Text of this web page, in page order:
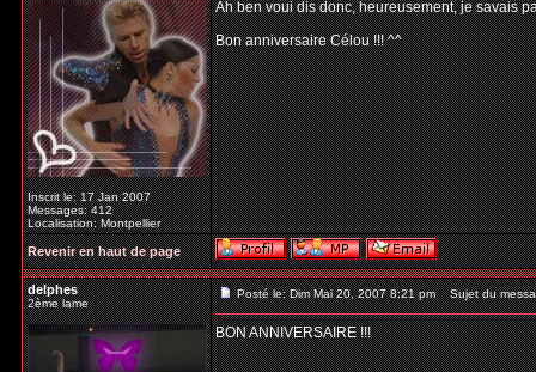
Inscrit le: 17 Jan 2007
Messages: 412
Localisation: Montpellier
Ah ben voui dis donc, heureusement, je savais
Bon anniversaire Célou !!! ^^
Revenir en haut de page
delphes
2ème lame
Posté le: Dim Mai 20, 2007 8:21 pm Sujet du
BON ANNIVERSAIRE !!!